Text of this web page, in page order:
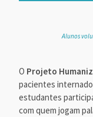
Alunos
O Projeto
pacientes
estudantes
com quem jogam